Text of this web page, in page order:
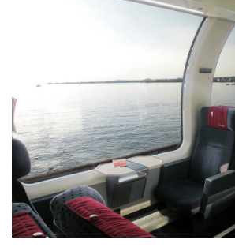
HAJÓZÁS
BLOG
ARCHÍVUM